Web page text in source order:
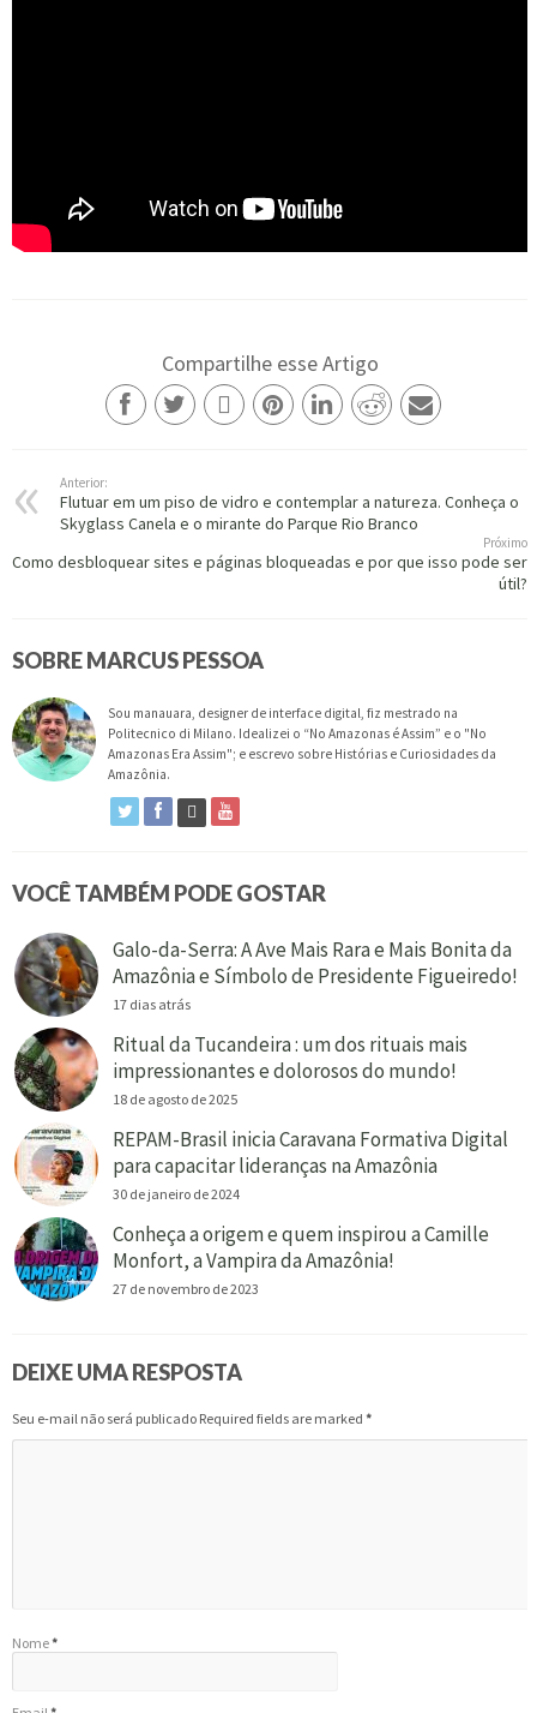
Compartilhe esse Artigo
Anterior:
Flutuar em um piso de vidro e contemplar a natureza. Conheça o
Skyglass Canela e o mirante do Parque Rio Branco
Próximo
Como desbloquear sites e páginas bloqueadas e por que isso pode ser
útil?
SOBRE MARCUS PESSOA
Sou manauara, designer de interface digital, fiz mestrado na
Politecnico di Milano. Idealizei o “No Amazonas é Assim” e o "No
Amazonas Era Assim"; e escrevo sobre Histórias e Curiosidades da
Amazônia.
VOCÊ TAMBÉM PODE GOSTAR
Galo-da-Serra: A Ave Mais Rara e Mais Bonita da
Amazônia e Símbolo de Presidente Figueiredo!
17 dias atrás
Ritual da Tucandeira : um dos rituais mais
impressionantes e dolorosos do mundo!
18 de agosto de 2025
REPAM-Brasil inicia Caravana Formativa Digital
para capacitar lideranças na Amazônia
30 de janeiro de 2024
Conheça a origem e quem inspirou a Camille
Monfort, a Vampira da Amazônia!
27 de novembro de 2023
DEIXE UMA RESPOSTA
Seu e-mail não será publicado Required fields are marked *
Nome*